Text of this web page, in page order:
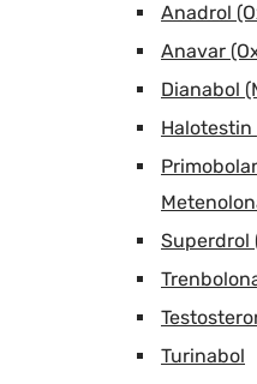
Anadrol
Anavar
Dianabol
Halotestin
Superdrol
Turinabol